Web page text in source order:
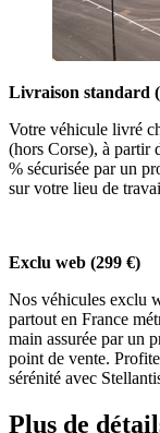
Livraison standard
Votre véhicule livré
(hors Corse), à partir
% sécurisée par un
sur votre lieu de
Exclu web (299 €)
Nos véhicules exclu
partout en France
main assurée par un
point de vente.
sérénité avec
Plus de